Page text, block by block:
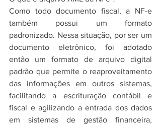
Como todo documento fiscal, a NF-e
também possui um formato
padronizado. Nessa situação, por ser um
documento eletrônico, foi adotado
então um formato de arquivo digital
padrão que permite o reaproveitamento
das informações em outros sistemas,
facilitando a escrituração contábil e
fiscal e agilizando a entrada dos dados
em sistemas de gestão financeira,